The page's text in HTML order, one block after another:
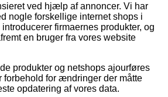
ved hjælp af annoncer. Vi har
nogle forskellige internet shops i
firmaernes produkter, og
en bruger fra vores website
produkter og netshops ajourføres
forbehold for ændringer der måtte
opdatering af vores data.